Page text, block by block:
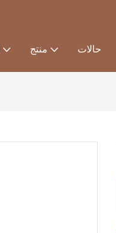
منتج حالات